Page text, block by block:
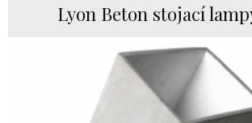
Lyon Beton stojací